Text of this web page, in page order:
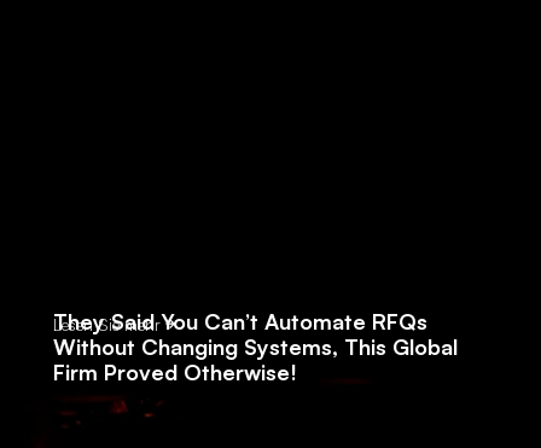
They Said You Can’t Automate RFQs
Without Changing Systems, This Global
Firm Proved Otherwise!
Lesen Sie mehr